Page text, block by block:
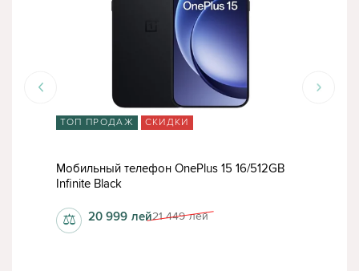
ТОП ПРОДАЖ СКИДКИ
Мобильный телефон OnePlus 15 16/512GB
Infinite Black
21 449 лей
20 999 лей
⚖